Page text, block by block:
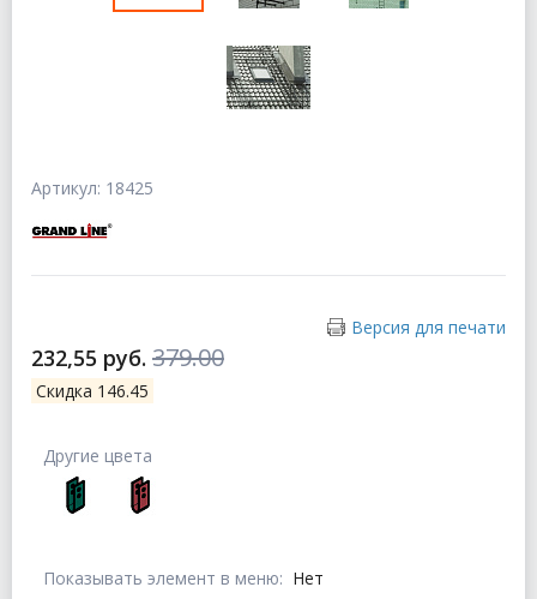
Артикул: 18425
Версия для печати
232,55 руб. 379.00
Скидка 146.45
Показывать элемент в меню: Нет
Другие цвета